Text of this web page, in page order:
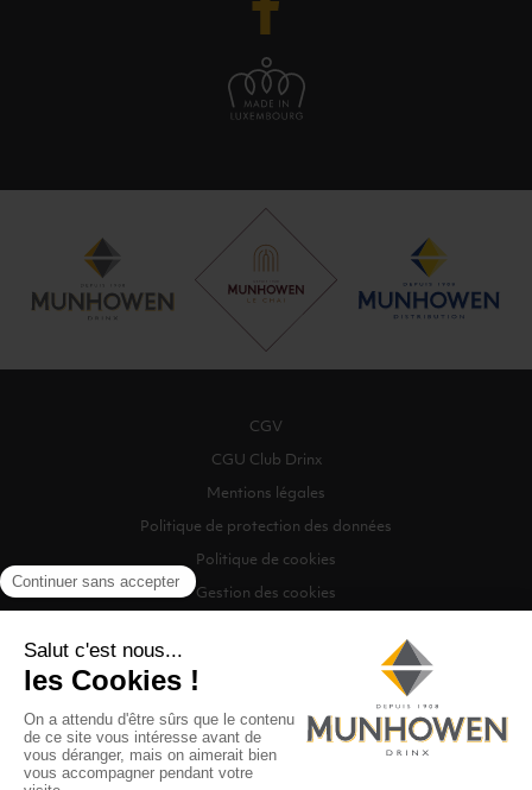
CGV
CGU Club Drinx
Mentions légales
Politique de protection des données
Politique de cookies
Gestion des cookies
©2026 Munhowen Drinx / Tous droits réservés
Digitalised by